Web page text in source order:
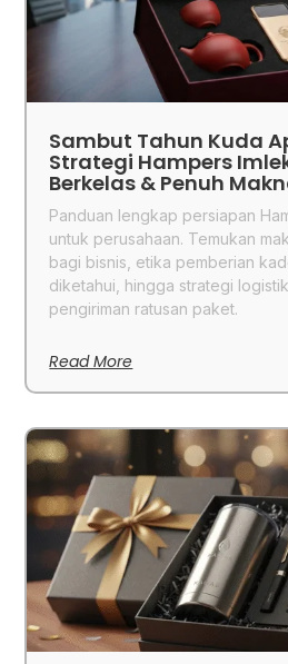
Sambut Tahun Kuda
Strategi Hampers
Berkelas & Penuh
Panduan lengkap persiapan
untuk perusahaan. Temukan
bagi bisnis, etika pemberian
diketahui, hingga strategi
pengiriman ratusan paket.
Read More